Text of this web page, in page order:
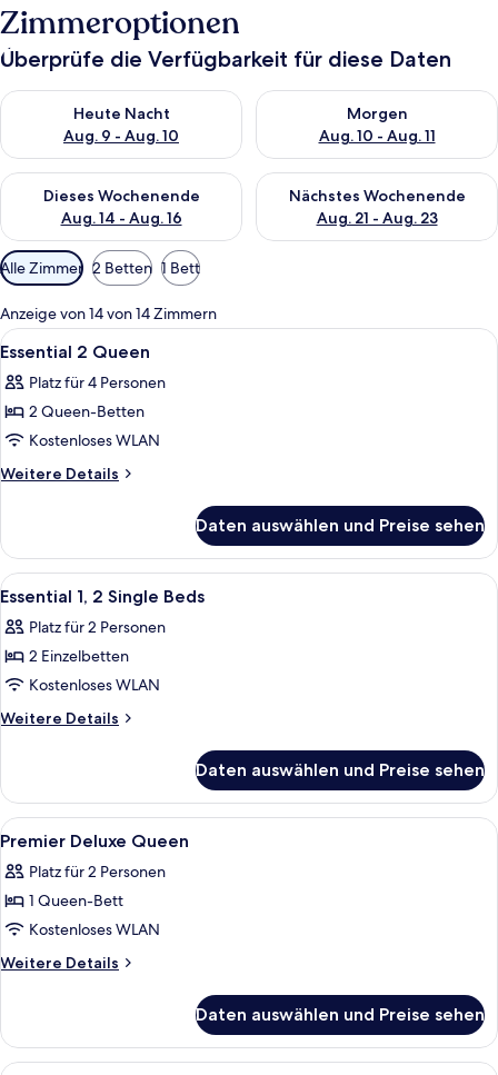
Zimmeroptionen
Überprüfe die Verfügbarkeit für diese Daten
Heute Nacht
Aug. 9 - Aug. 10
Überprüfe die Verfügbarkeit für heute Nacht, Aug. 9 - Aug.
Morgen
Aug. 10 - Aug. 11
Überprüfe die Verfügbarkeit
Dieses Wochenende
Aug. 14 - Aug. 16
Überprüfe die Verfügbarkeit für dieses Wochenende, Aug. 14
Nächstes Wochenende
Aug. 21 - Aug. 23
Überprüfe die Verfügbarkeit
Verfügbare
Filter
für
Zimmer
Alle Zimmer 2 Betten 1 Bett
Anzeige von 14 von 14 Zimmern
Alle
Fotos
für
Essential
2
Queen
Ein Hotelzimmer mit einem großen
9
Essential 2 Queen
Platz für 4 Personen
2 Queen-Betten
Kostenloses WLAN
Weitere Details
Weitere
2
Queen
Daten auswählen und Preise sehen
Alle
Fotos
für
Essential
1,
2
anzeigen
Ein Hotelzimmer mit zwei Betten,
5
Essential 1, 2 Single Beds
Platz für 2 Personen
2 Einzelbetten
Kostenloses WLAN
Weitere Details
Weitere
1,
Single
Daten auswählen und Preise sehen
Alle
Fotos
für
Premier
Deluxe
Queen
Ein Hotelzimmer mit einem großen
9
Premier Deluxe Queen
Platz für 2 Personen
1 Queen-Bett
Kostenloses WLAN
Weitere Details
Weitere
Deluxe
Queen
Daten auswählen und Preise sehen
Ein Hotelzimmer mit zwei Betten,